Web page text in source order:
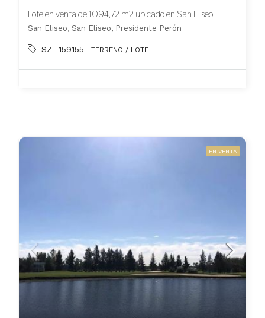
Lote en venta de 1094,72 m2 ubicado en San Eliseo
San Eliseo, San Eliseo, Presidente Perón
SZ -159155 TERRENO / LOTE
EN VENTA